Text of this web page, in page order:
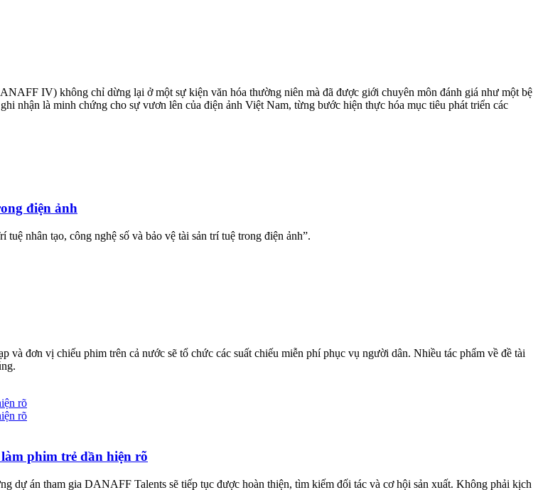
IV) không chỉ dừng lại ở một sự kiện văn hóa thường niên mà đã được giới chuyên môn đánh giá như một bệ
nhận là minh chứng cho sự vươn lên của điện ảnh Việt Nam, từng bước hiện thực hóa mục tiêu phát triển các
điện ảnh
nhân tạo, công nghệ số và bảo vệ tài sản trí tuệ trong điện ảnh”.
đơn vị chiếu phim trên cả nước sẽ tổ chức các suất chiếu miễn phí phục vụ người dân. Nhiều tác phẩm về đề tài
phim trẻ dần hiện rõ
án tham gia DANAFF Talents sẽ tiếp tục được hoàn thiện, tìm kiếm đối tác và cơ hội sản xuất. Không phải kịch